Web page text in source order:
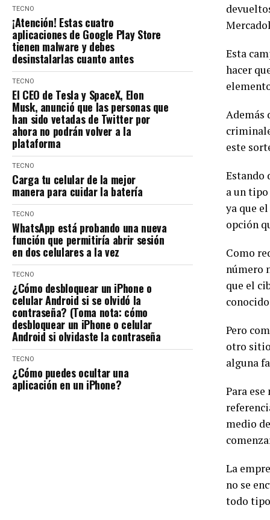
TECNO
¡Atención! Estas cuatro
aplicaciones de Google Play Store
tienen malware y debes
desinstalarlas cuanto antes
TECNO
El CEO de Tesla y SpaceX, Elon
Musk, anunció que las personas que
han sido vetadas de Twitter por
ahora no podrán volver a la
plataforma
TECNO
Carga tu celular de la mejor
manera para cuidar la batería
TECNO
WhatsApp está probando una nueva
función que permitiría abrir sesión
en dos celulares a la vez
TECNO
¿Cómo desbloquear un iPhone o
celular Android si se olvidó la
contraseña? (Toma nota: cómo
desbloquear un iPhone o celular
Android si olvidaste la contraseña
TECNO
¿Cómo puedes ocultar una
aplicación en un iPhone?
Esta
hacer
Además
este
Estando
a un
ya que
opción
Como
número
que el
Pero
otro
alguna
Para
medio
La
no se
todo